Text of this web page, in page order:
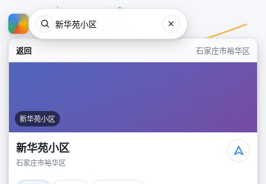
返回 石家庄市裕华区
新华苑小区
新华苑小区
石家庄市裕华区